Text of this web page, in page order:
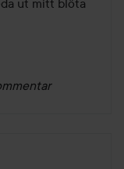
ut mitt blöta